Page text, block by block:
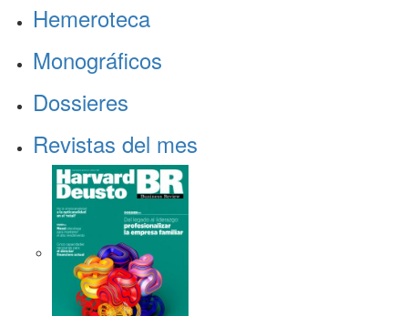
Hemeroteca
Monográficos
Dossieres
Revistas del mes